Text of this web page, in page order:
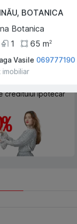
Trade-In
Trade-In, vă
cumpărați
creditului ipotecar
, BOTANICA
Botanica
1 65 m2
Vasile 069777190
imobiliar